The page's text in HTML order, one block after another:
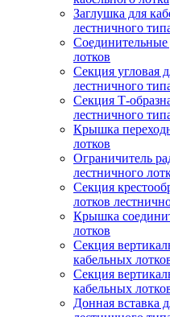
Заглушка для
лестничного
Соединительные
лотков
Секция угловая
лестничного
Секция Т-
лестничного
Крышка
лотков
Ограничитель
лестничного
Секция
лотков
Крышка
лотков
Секция
кабельных
Секция
кабельных
Донная вставка